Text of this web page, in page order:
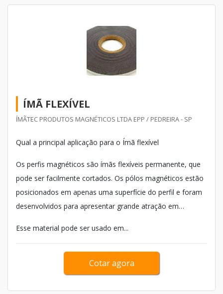
ÍMÃ FLEXÍVEL
ÍMÃTEC PRODUTOS MAGNÉTICOS LTDA EPP / PEDREIRA - SP
Qual a principal aplicação para o Ímã flexível
Os perfis magnéticos são ímãs flexíveis permanente, que
pode ser facilmente cortados. Os pólos magnéticos estão
posicionados em apenas uma superfície do perfil e foram
desenvolvidos para apresentar grande atração em
Esse material pode ser usado em...
Cotar agora